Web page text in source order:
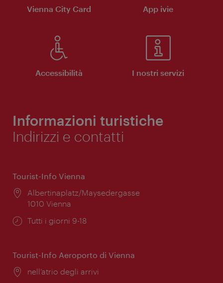
Vienna City Card App ivie
Accessibilità I nostri servizi
Informazioni turistiche
Indirizzi e contatti
Tourist-Info Vienna
Posizione:
Albertinaplatz/Maysedergasse
1010 Vienna
Orari
Tutti i giorni 9-18
Tourist-Info Aeroporto di Vienna
Posizione:
nell’atrio degli arrivi